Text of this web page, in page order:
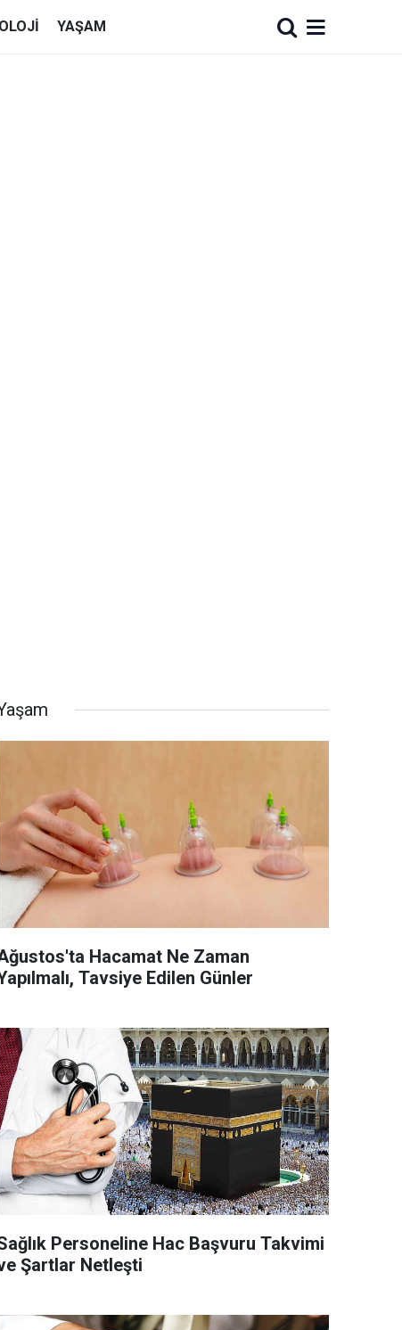
YAŞAM
Hacamat Ne Zaman
Tavsiye Edilen Günler
Personeline Hac Başvuru Takvimi
Şartlar Netleşti